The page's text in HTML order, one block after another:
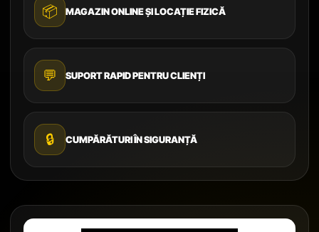
📦 MAGAZIN ONLINE ȘI LOCAȚIE FIZICĂ
💬 SUPORT RAPID PENTRU CLIENȚI
🔒 CUMPĂRĂTURI ÎN SIGURANȚĂ